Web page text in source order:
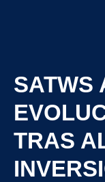
SATWS
TRAS